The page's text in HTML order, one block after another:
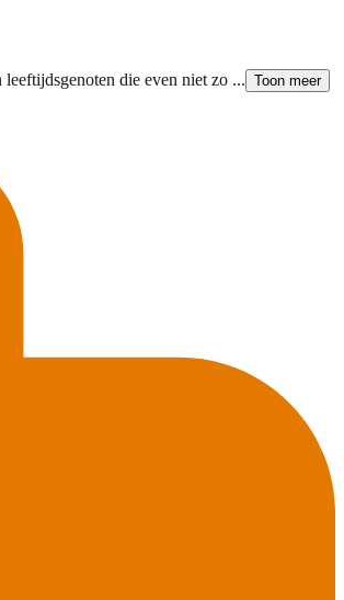
die even niet zo ... Toon meer